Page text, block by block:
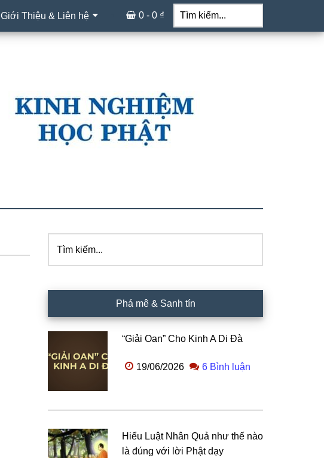
Giới Thiệu & Liên hệ
Tìm
kiếm...
0 - 0 ₫
Sidebar
chính
kiếm...
Phá mê & Sanh tín
“Giải Oan” Cho Kinh A Di Đà
19/06/2026 6 Bình luận
Hiểu Luật Nhân Quả như thế nào
là đúng với lời Phật dạy